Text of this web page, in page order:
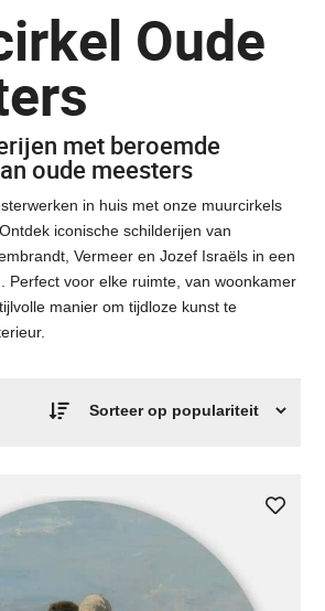
Oude
met beroemde
oude meesters
in huis met onze muurcirkels
iconische schilderijen van
Vermeer en Jozef Israëls in een
Perfect voor elke ruimte, van woonkamer
manier om tijdloze kunst te